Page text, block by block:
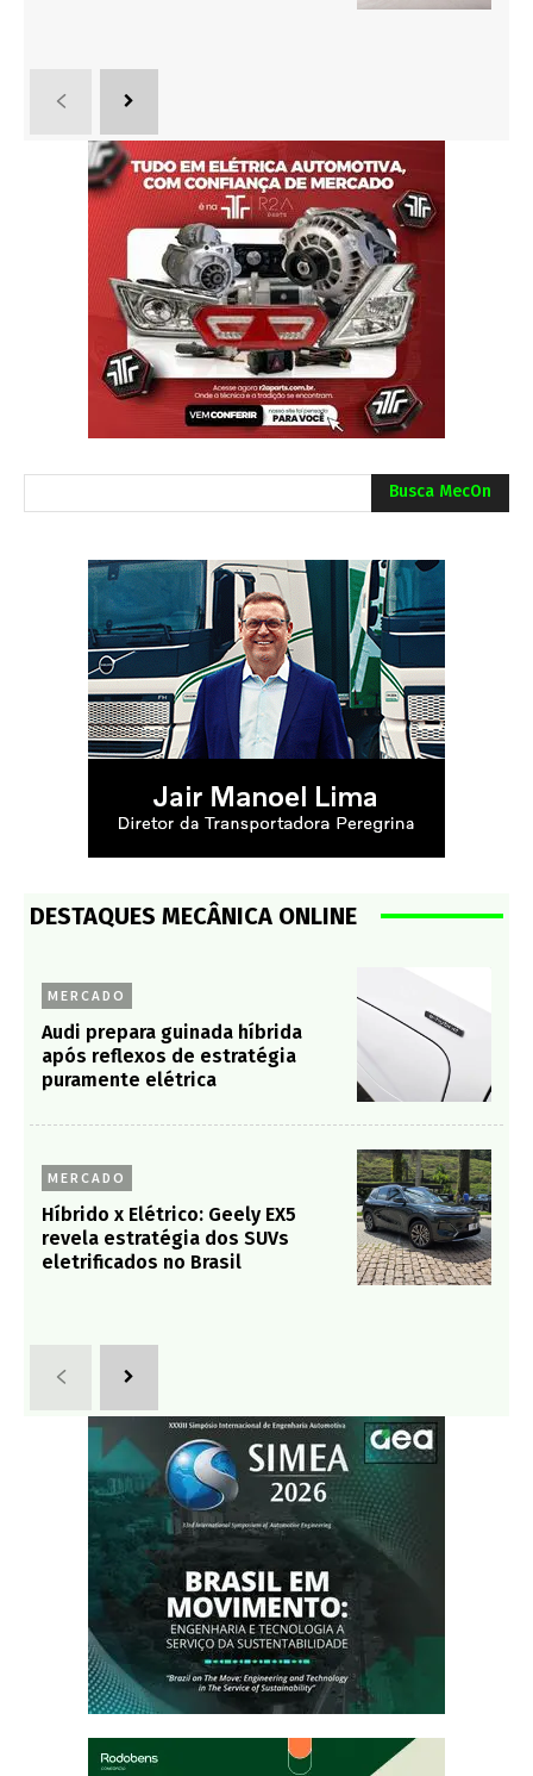
Busca MecOn
DESTAQUES MECÂNICA ONLINE
MERCADO
Audi prepara guinada híbrida
após reflexos de estratégia
puramente elétrica
MERCADO
Híbrido x Elétrico: Geely EX5
revela estratégia dos SUVs
eletrificados no Brasil